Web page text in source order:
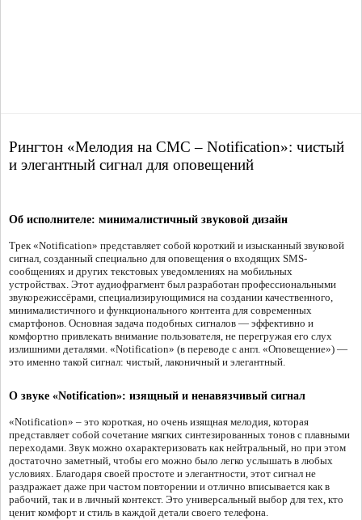
Рингтон «Мелодия на СМС – Notification»: чистый
и элегантный сигнал для оповещений
Об исполнителе: минималистичный звуковой дизайн
Трек «Notification» представляет собой короткий и изысканный звуковой
сигнал, созданный специально для оповещения о входящих SMS-
сообщениях и других текстовых уведомлениях на мобильных
устройствах. Этот аудиофрагмент был разработан профессиональными
звукорежиссёрами, специализирующимися на создании качественного,
минималистичного и функционального контента для современных
смартфонов. Основная задача подобных сигналов — эффективно и
комфортно привлекать внимание пользователя, не перегружая его слух
излишними деталями. «Notification» (в переводе с англ. «Оповещение») —
это именно такой сигнал: чистый, лаконичный и элегантный.
О звуке «Notification»: изящный и ненавязчивый сигнал
«Notification» – это короткая, но очень изящная мелодия, которая
представляет собой сочетание мягких синтезированных тонов с плавными
переходами. Звук можно охарактеризовать как нейтральный, но при этом
достаточно заметный, чтобы его можно было легко услышать в любых
условиях. Благодаря своей простоте и элегантности, этот сигнал не
раздражает даже при частом повторении и отлично вписывается как в
рабочий, так и в личный контекст. Это универсальный выбор для тех, кто
ценит комфорт и стиль в каждой детали своего телефона.